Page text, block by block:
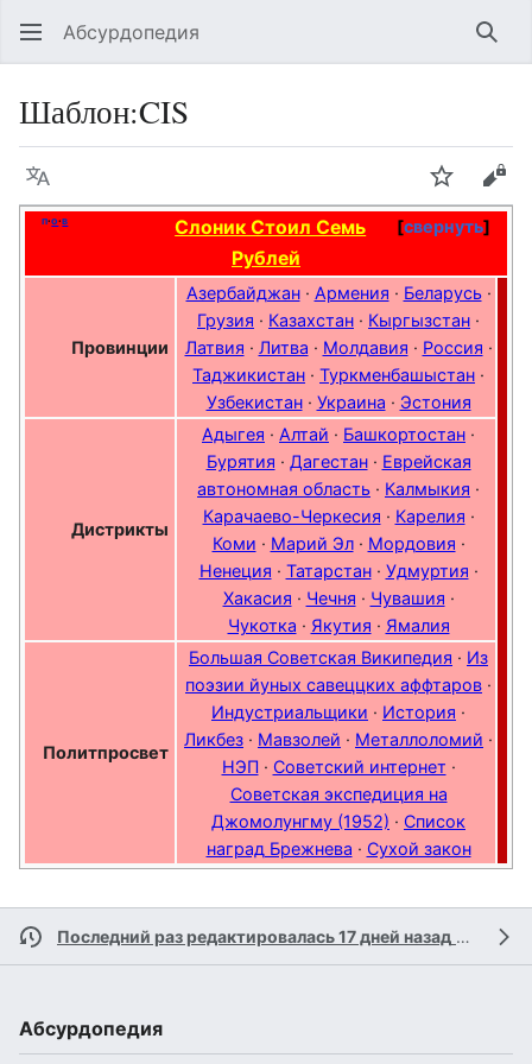
Абсурдопедия
Шаблон:CIS
Язык
свернуть
п·о·в
Слоник Стоил Семь
Рублей
Провинции
Азербайджан· Армения · Беларусь·
Грузия · Казахстан · Кыргызстан ·
Латвия · Литва · Молдавия · Россия ·
Таджикистан · Туркменбашыстан ·
Узбекистан· Украина · Эстония
Дистрикты
Адыгея · Алтай · Башкортостан ·
Бурятия · Дагестан· Еврейская
автономная область · Калмыкия ·
Карачаево-Черкесия · Карелия ·
Коми · Марий Эл· Мордовия ·
Ненеция · Татарстан· Удмуртия ·
Хакасия · Чечня · Чувашия ·
Чукотка · Якутия · Ямалия
Политпросвет
Большая Советская Википедия · Из
поэзии йуных савеццких аффтаров ·
Индустриальщики · История ·
Ликбез · Мавзолей · Металлоломий ·
НЭП · Советский интернет ·
Советская экспедиция на
Джомолунгму (1952) · Список
наград Брежнева · Сухой закон
Последний раз редактировалась 17 дней назад
Абсурдопедия